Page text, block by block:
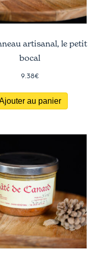
artisanal, le petit
bocal
9.38€
au panier